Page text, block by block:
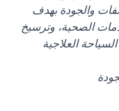
والجودة بهدف
الصحية، وترسيخ
العلاجية